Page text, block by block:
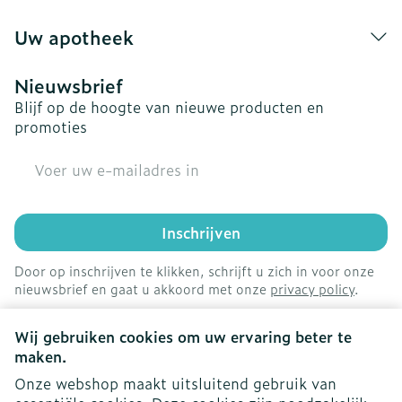
Wij gebruiken cookies om uw ervaring beter te
maken.
Onze webshop maakt uitsluitend gebruik van
Uw apotheek
Nieuwsbrief
Blijf op de hoogte van nieuwe producten en
promoties
Inschrijven
Door op inschrijven te klikken, schrijft u zich in voor onze
nieuwsbrief en gaat u akkoord met onze privacy policy.